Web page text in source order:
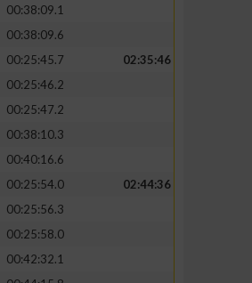
00:38:09.1
00:38:09.6
00:25:45.7
02:35:46
00:25:46.2
00:25:47.2
00:38:10.3
00:40:16.6
00:25:54.0
02:44:36
00:25:56.3
00:25:58.0
00:42:32.1